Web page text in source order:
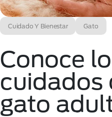
Cuidado Y Bienestar Gato
Conoce
cuidados
gato